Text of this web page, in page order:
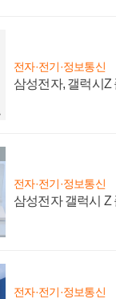
전자·전기·정보통신
삼성전자, 갤럭시Z
전자·전기·정보통신
삼성전자 갤럭시 Z
전자·전기·정보통신